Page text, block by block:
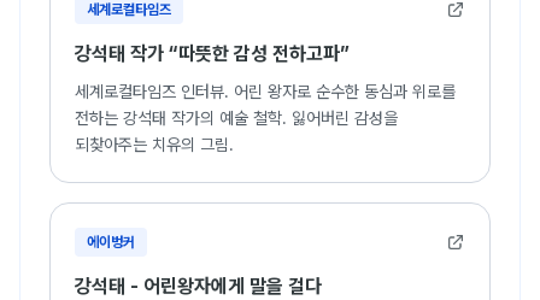
세계로컬타임즈
강석태 작가 “따뜻한 감성 전하고파”
세계로컬타임즈 인터뷰. 어린 왕자로 순수한 동심과 위로를
전하는 강석태 작가의 예술 철학. 잃어버린 감성을
되찾아주는 치유의 그림.
에이벙커
강석태 - 어린왕자에게 말을 걸다